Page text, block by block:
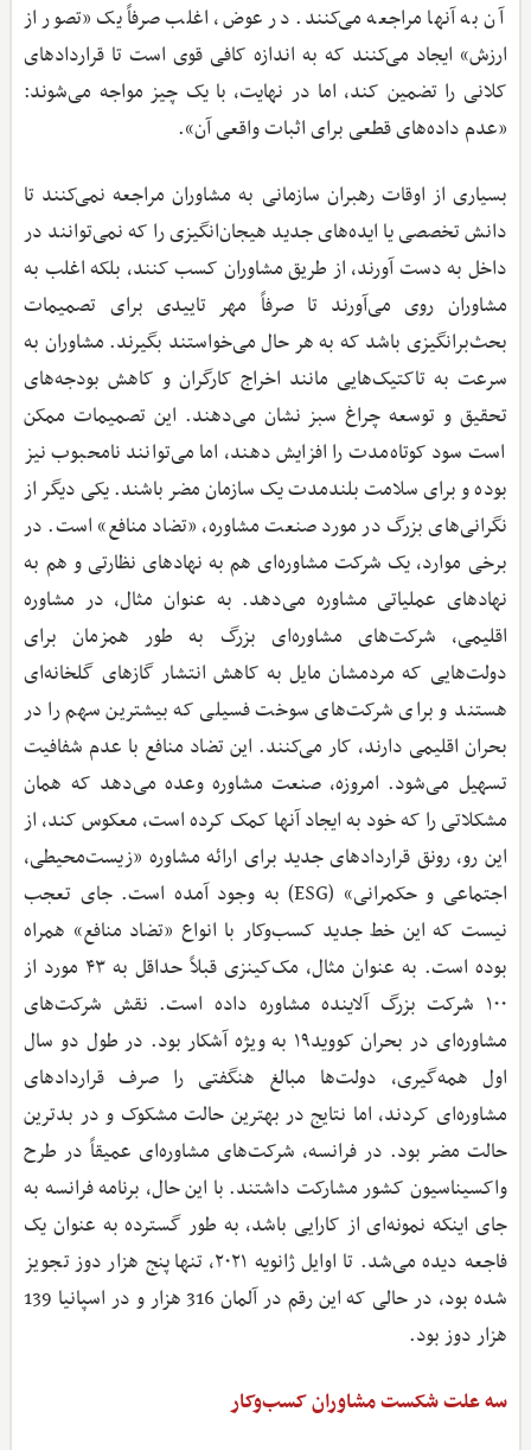
آن به آنها مراجعه می‌کنند. در عوض، اغلب صرفاً یک «تصور از
ارزش» ایجاد می‌کنند که به اندازه کافی قوی است تا قراردادهای
کلانی را تضمین کند، اما در نهایت، با یک چیز مواجه می‌شوند:
«عدم داده‌های قطعی برای اثبات واقعی آن».
بسیاری از اوقات رهبران سازمانی به مشاوران مراجعه نمی‌کنند تا
دانش تخصصی یا ایده‌های جدید هیجان‌انگیزی را که نمی‌توانند در
داخل به دست آورند، از طریق مشاوران کسب کنند، بلکه اغلب به
مشاوران روی می‌آورند تا صرفاً مهر تاییدی برای تصمیمات
بحث‌برانگیزی باشد که به هر حال می‌خواستند بگیرند. مشاوران به
سرعت به تاکتیک‌هایی مانند اخراج کارگران و کاهش بودجه‌های
تحقیق و توسعه چراغ سبز نشان می‌دهند. این تصمیمات ممکن
است سود کوتاه‌مدت را افزایش دهند، اما می‌توانند نامحبوب نیز
بوده و برای سلامت بلندمدت یک سازمان مضر باشند. یکی دیگر از
نگرانی‌های بزرگ در مورد صنعت مشاوره، «تضاد منافع» است. در
برخی موارد، یک شرکت مشاوره‌ای هم به نهادهای نظارتی و هم به
نهادهای عملیاتی مشاوره می‌دهد. به عنوان مثال، در مشاوره
اقلیمی، شرکت‌های مشاوره‌ای بزرگ به طور همزمان برای
دولت‌هایی که مردمشان مایل به کاهش انتشار گازهای گلخانه‌ای
هستند و برای شرکت‌های سوخت فسیلی که بیشترین سهم را در
بحران اقلیمی دارند، کار می‌کنند. این تضاد منافع با عدم شفافیت
تسهیل می‌شود. امروزه، صنعت مشاوره وعده می‌دهد که همان
مشکلاتی را که خود به ایجاد آنها کمک کرده است، معکوس کند، از
این رو، رونق قراردادهای جدید برای ارائه مشاوره «زیست‌محیطی،
اجتماعی و حکمرانی» (ESG) به وجود آمده است. جای تعجب
نیست که این خط جدید کسب‌وکار با انواع «تضاد منافع» همراه
بوده است. به عنوان مثال، مک‌کینزی قبلاً حداقل به ۴۳ مورد از
۱۰۰ شرکت بزرگ آلاینده مشاوره داده است. نقش شرکت‌های
مشاوره‌ای در بحران کووید۱۹ به ویژه آشکار بود. در طول دو سال
اول همه‌گیری، دولت‌ها مبالغ هنگفتی را صرف قراردادهای
مشاوره‌ای کردند، اما نتایج در بهترین حالت مشکوک و در بدترین
حالت مضر بود. در فرانسه، شرکت‌های مشاوره‌ای عمیقاً در طرح
واکسیناسیون کشور مشارکت داشتند. با این حال، برنامه فرانسه به
جای اینکه نمونه‌ای از کارایی باشد، به طور گسترده به عنوان یک
فاجعه دیده می‌شد. تا اوایل ژانویه ۲۰۲۱، تنها پنج هزار دوز تجویز
شده بود، در حالی که این رقم در آلمان 316 هزار و در اسپانیا 139
هزار دوز بود.
سه علت شکست مشاوران کسب‌وکار